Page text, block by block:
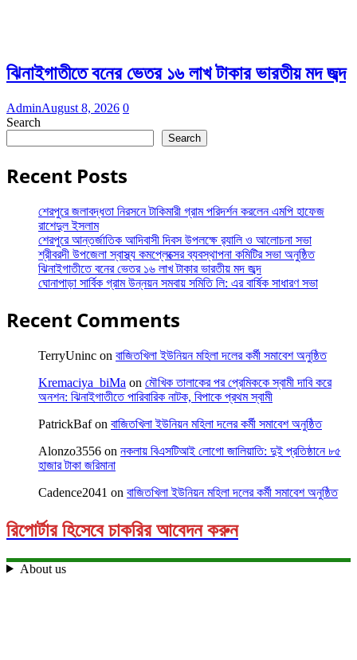
ঝিনাইগাতীতে বনের ভেতর ১৬ লাখ টাকার ভারতীয় মদ জব্দ
AdminAugust 8, 2026 0
Search
Search
Recent Posts
শেরপুরে জলাবদ্ধতা নিরসনে টাকিমারী গ্রাম পরিদর্শন করলেন এমপি হাফেজ
রাশেদুল ইসলাম
শেরপুরে আন্তর্জাতিক আদিবাসী দিবস উপলক্ষে র‌্যালি ও আলোচনা সভা
শ্রীবরদী উপজেলা স্বাস্থ্য কমপ্লেক্সের ব্যবস্থাপনা কমিটির সভা অনুষ্ঠিত
ঝিনাইগাতীতে বনের ভেতর ১৬ লাখ টাকার ভারতীয় মদ জব্দ
ঘোনাপাড়া সার্বিক গ্রাম উন্নয়ন সমবায় সমিতি লি: এর বার্ষিক সাধারণ সভা
Recent Comments
TerryUninc on বাজিতখিলা ইউনিয়ন মহিলা দলের কর্মী সমাবেশ অনুষ্ঠিত
Kremaciya_biMa on মৌখিক তালাকের পর প্রেমিককে স্বামী দাবি করে
অনশন: ঝিনাইগাতীতে পারিবারিক নাটক, বিপাকে প্রথম স্বামী
PatrickBafon বাজিতখিলা ইউনিয়ন মহিলা দলের কর্মী সমাবেশ অনুষ্ঠিত
Alonzo3556 on নকলায় বিএসটিআই লোগো জালিয়াতি: দুই প্রতিষ্ঠানে ৮৫
হাজার টাকা জরিমানা
Cadence2041 on বাজিতখিলা ইউনিয়ন মহিলা দলের কর্মী সমাবেশ অনুষ্ঠিত
রিপোর্টার হিসেবে চাকরির আবেদন করুন
About us